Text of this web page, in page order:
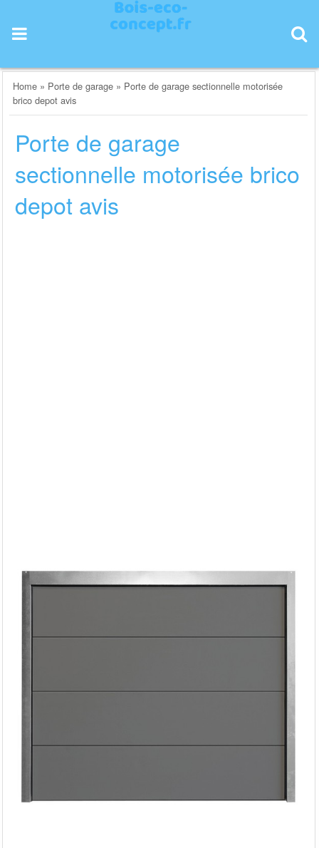
content
Home » Porte de garage » Porte de garage sectionnelle motorisée
brico depot avis
Porte de garage
sectionnelle motorisée brico
depot avis